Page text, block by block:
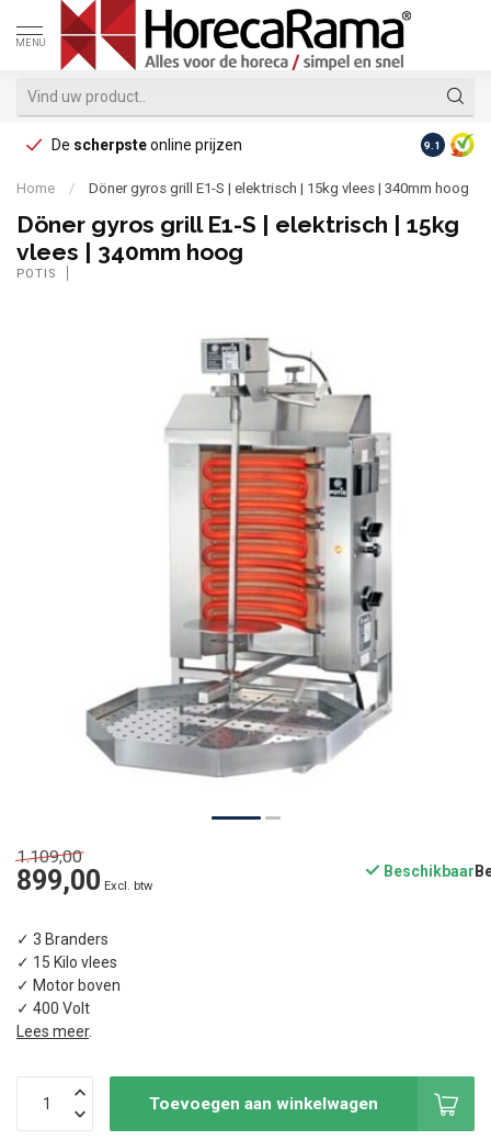
MENU
De scherpsteonline prijzen Op
9.1
Home / Döner gyros grill E1-S | elektrisch | 15kg vlees | 340mm hoog
Döner gyros grill E1-S | elektrisch | 15kg
vlees | 340mm hoog
POTIS
1.109,00
899,00 Excl. btw
Beschikbaar
✓ 3 Branders
✓ 15 Kilo vlees
✓ Motor boven
✓ 400 Volt
Lees meer.
Toevoegen aan winkelwagen